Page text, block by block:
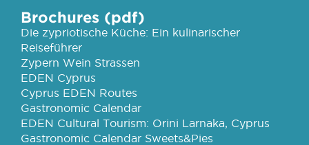
Brochures (pdf)
Die zypriotische Küche: Ein kulinarischer
Reiseführer
Zypern Wein Strassen
EDEN Cyprus
Cyprus EDEN Routes
Gastronomic Calendar
EDEN Cultural Tourism: Orini Larnaka, Cyprus
Gastronomic Calendar Sweets&Pies